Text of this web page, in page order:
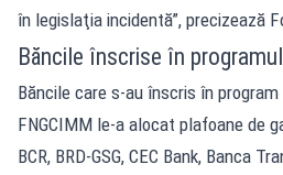
în legislaţia incidentă”, precizează
Băncile înscrise în
Băncile care s-au înscris în
FNGCIMM le-a alocat plafoane de
BCR, BRD-GSG, CEC Bank, Banca